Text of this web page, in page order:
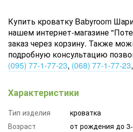
Купить кроватку Babyroom
нашем интернет-магазине
заказ через корзину. Также
подробную консультацию
(095) 77-1-77-23, (068) 77-1-77-23,
Характеристики
Тип изделия
кроватка
Возраст
от рождения до